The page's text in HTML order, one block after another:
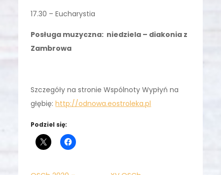
17.30 – Eucharystia
Posługa muzyczna: niedziela – diakonia z
Zambrowa
Szczegóły na stronie Wspólnoty Wypłyń na
głębię:http://odnowa.eostroleka.pl
Podziel się: